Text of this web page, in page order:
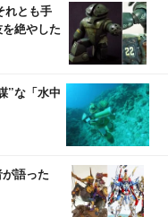
れとも手
絶やした
”な「水中
語った